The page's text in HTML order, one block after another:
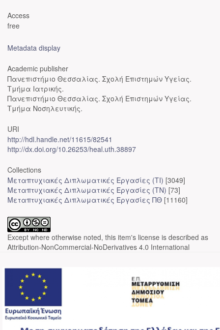
Access
free
Metadata display
Academic publisher
Πανεπιστήμιο Θεσσαλίας. Σχολή Επιστημών Υγείας.
Τμήμα Ιατρικής.
Πανεπιστήμιο Θεσσαλίας. Σχολή Επιστημών Υγείας.
Τμήμα Νοσηλευτικής.
URI
http://hdl.handle.net/11615/82541
http://dx.doi.org/10.26253/heal.uth.38897
Collections
Μεταπτυχιακές Διπλωματικές Εργασίες (ΤΙ) [3049]
Μεταπτυχιακές Διπλωματικές Εργασίες (ΤΝ) [73]
Μεταπτυχιακές Διπλωματικές Εργασίες ΠΘ [11160]
Except where otherwise noted, this item's license is described as
Attribution-NonCommercial-NoDerivatives 4.0 International